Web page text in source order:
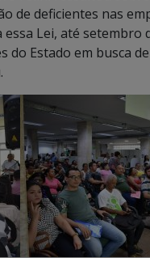
de deficientes nas
Lei, até setembro
do Estado em busca